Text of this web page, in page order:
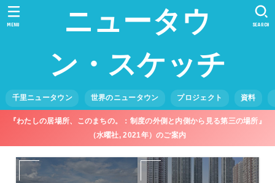
ニュータウ
ン・スケッチ
千里ニュータウン 世界のニュータウン プロジェクト 資料
SEARCH
MENU
『わたしの居場所、このまちの。：制度の外側と内側から見る第三の場所』
（水曜社, 2021年）のご案内